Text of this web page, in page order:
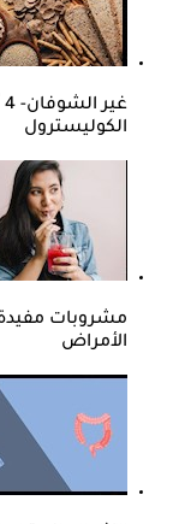
الكوليسترول
الأمراض